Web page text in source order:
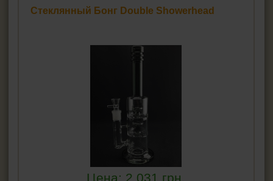
Стеклянный Бонг Double Showerhead
Цена: 2 031 грн.